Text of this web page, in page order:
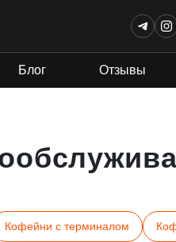
Блог Отзывы
Кофейни с терминалом